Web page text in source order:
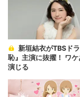
恥』主演に抜擢！ ワ
演じる